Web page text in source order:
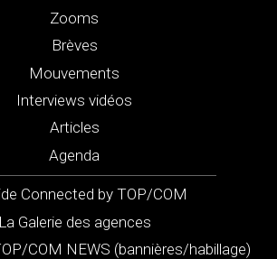
Zooms
Brèves
Mouvements
Interviews vidéos
Articles
Agenda
Connected by TOP/COM
La Galerie des agences
COM NEWS (bannières/habillage)